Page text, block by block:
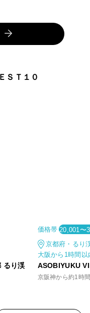
ＳＴ１０
るり渓
価格帯 20,001〜
京都府・るり
大阪から1時間以
ASOBIYUKU